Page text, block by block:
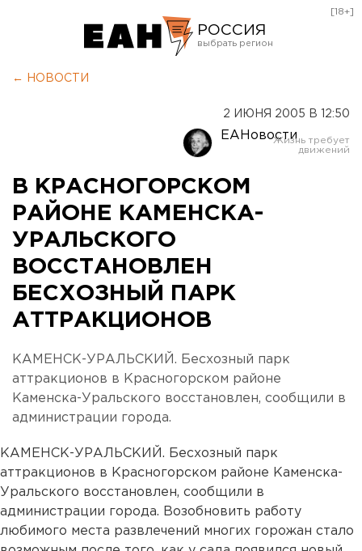
РОССИЯ
Оренбург
[18+]
← НОВОСТИ
2 ИЮНЯ 2005 В 12:50
ЕАНовости
В КРАСНОГОРСКОМ
РАЙОНЕ КАМЕНСКА-
УРАЛЬСКОГО
ВОССТАНОВЛЕН
БЕСХОЗНЫЙ ПАРК
АТТРАКЦИОНОВ
КАМЕНСК-УРАЛЬСКИЙ. Бесхозный парк
аттракционов в Красногорском районе
Каменска-Уральского восстановлен, сообщили в
администрации города.
КАМЕНСК-УРАЛЬСКИЙ. Бесхозный парк
аттракционов в Красногорском районе Каменска-
Уральского восстановлен, сообщили в
администрации города. Возобновить работу
любимого места развлечений многих горожан стало